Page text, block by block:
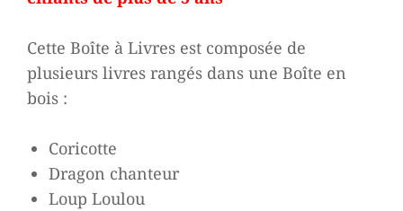
Cette Boîte à Livres est composée de
plusieurs livres rangés dans une Boîte en
bois :
Coricotte
Dragon chanteur
Loup Loulou